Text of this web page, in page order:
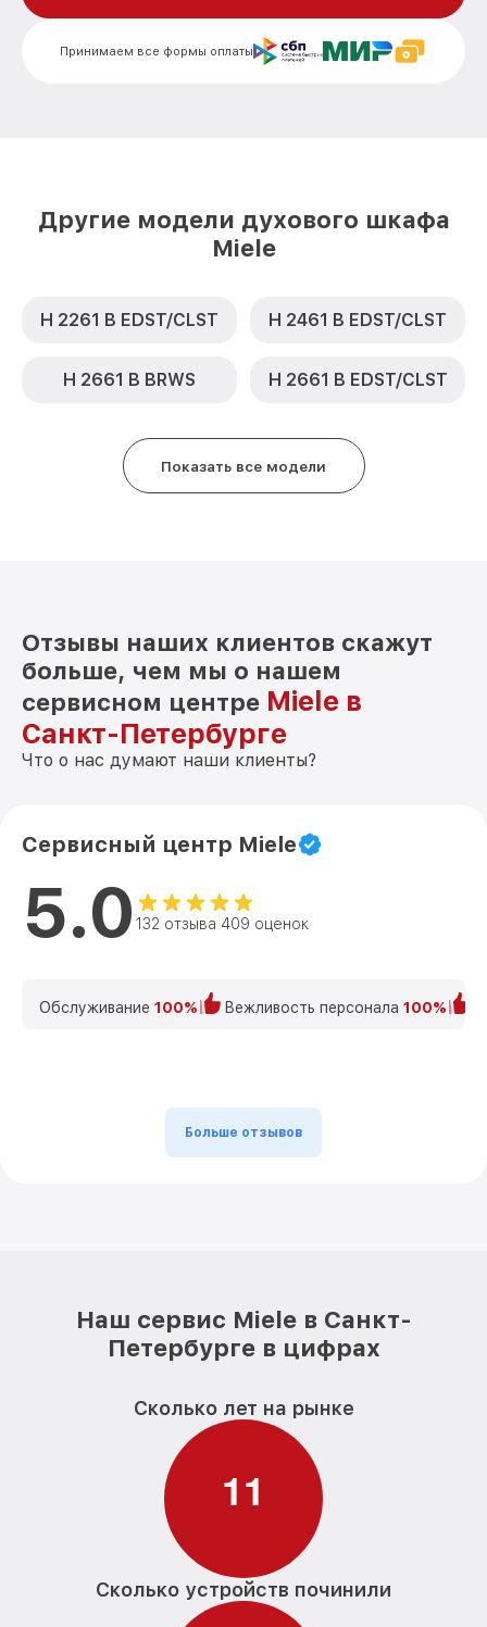
от 500₽
Принимаем все формы оплаты
Другие модели духового шкафа
Miele
H 2261 B EDST/CLST H 2461 B EDST/CLST
H 2661 B BRWS H 2661 B EDST/CLST
Показать все модели
Отзывы наших клиентов скажут
больше, чем мы о нашем
сервисном центре Miele в
Санкт-Петербурге
Что о нас думают наши клиенты?
Сервисный центр Miele
5.0 132 отзыва 409 оценок
Обслуживание 100% Вежливость персонала 100%
Больше отзывов
Наш сервис Miele в Санкт-
Петербурге в цифрах
Сколько лет на рынке
11
Сколько устройств починили